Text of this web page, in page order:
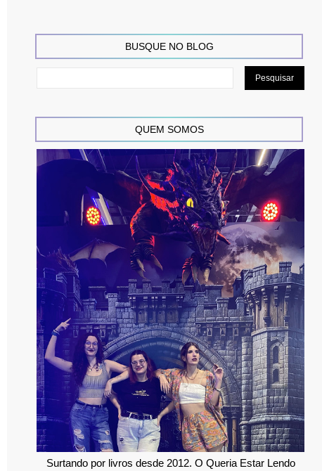
BUSQUE NO BLOG
QUEM SOMOS
Surtando por livros desde 2012. O Queria Estar Lendo